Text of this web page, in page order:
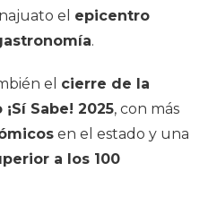
el epicentro
.
el cierre de la
Sabe! 2025, con más
en el estado y una
a los 100